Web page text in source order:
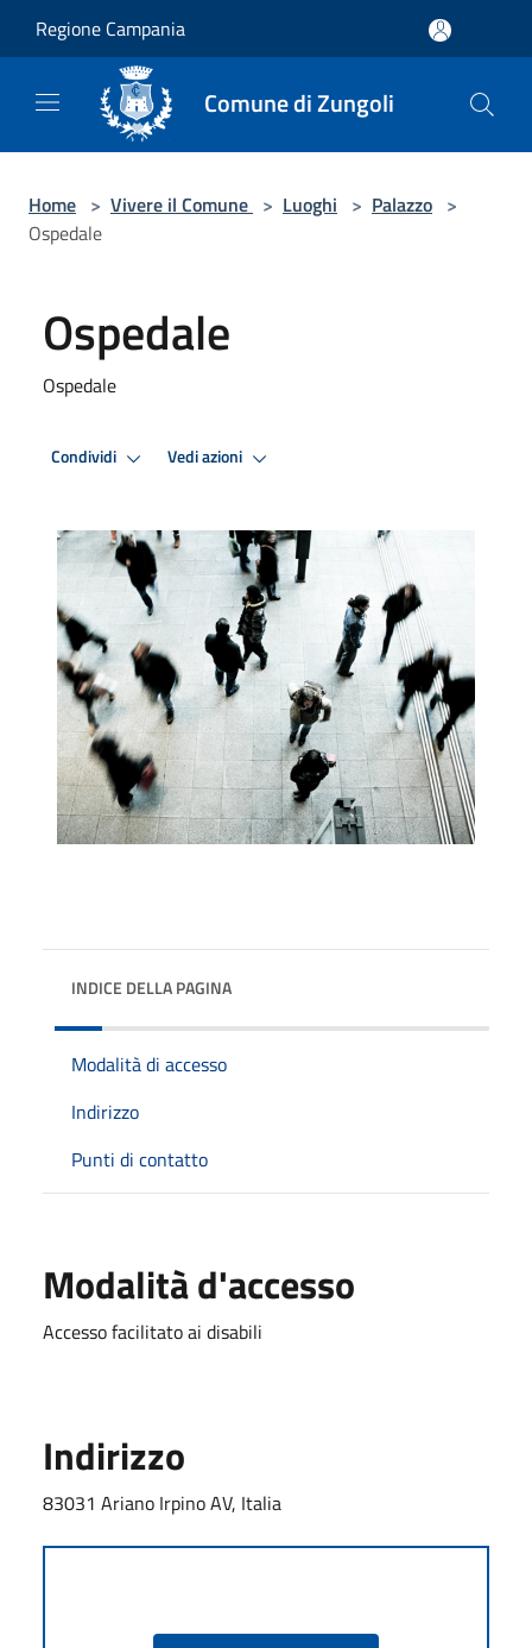
Regione Campania
Comune di Zungoli
Home > Vivere il Comune > Luoghi > Palazzo >
Ospedale
Ospedale
Ospedale
Condividi Vedi azioni
INDICE DELLA PAGINA
Modalità di accesso
Indirizzo
Punti di contatto
Modalità d'accesso
Accesso facilitato ai disabili
Indirizzo
83031 Ariano Irpino AV, Italia